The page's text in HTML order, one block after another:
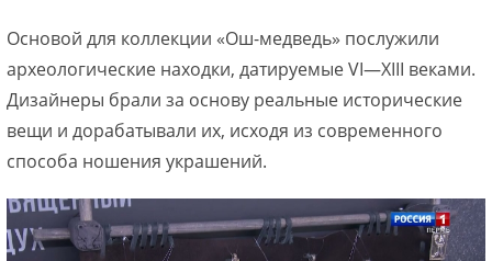
Основой для коллекции «Ош-медведь» послужили
археологические находки, датируемые VI—XIII веками.
Дизайнеры брали за основу реальные исторические
вещи и дорабатывали их, исходя из современного
способа ношения украшений.